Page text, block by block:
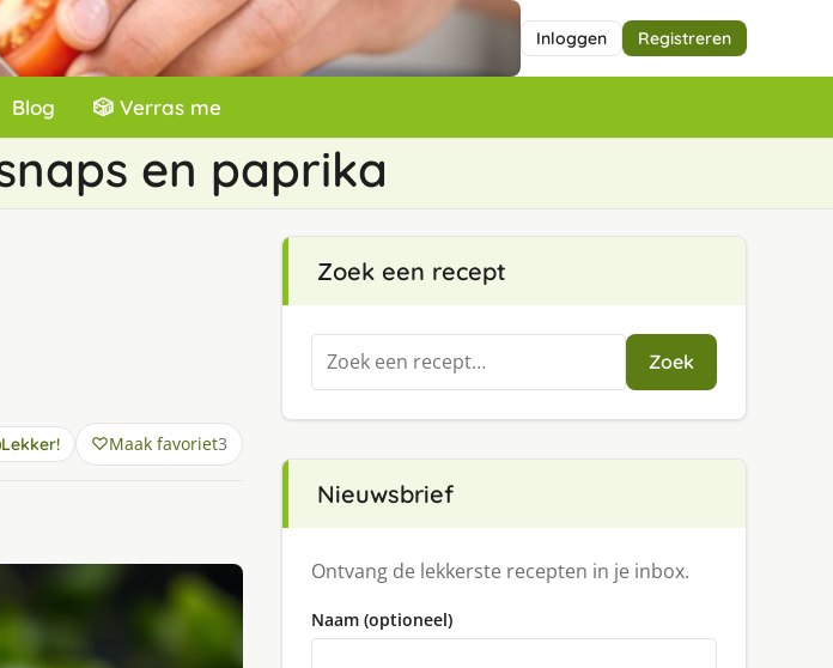
Inloggen Registreren
Blog 🎲 Verras me
en paprika
Lekker! Maak favoriet3
Zoek een recept
Zoeken
naar:
Zoek
Nieuwsbrief
Ontvang de lekkerste recepten in je inbox.
Naam (optioneel)